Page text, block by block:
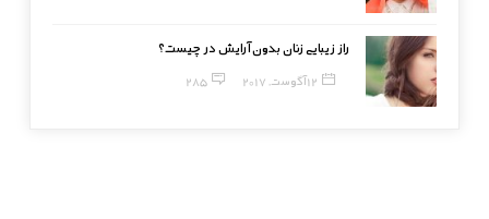
راز زیبایی زنان بدون آرایش در چیست؟
12 آگوست, 2017 285